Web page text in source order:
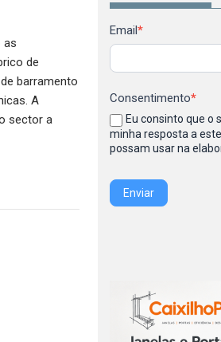
as
de
barramento
A
sector a
Newsletter
Email *
Consentimento*
Eu consinto que o
minha resposta a
possam usar na
Enviar